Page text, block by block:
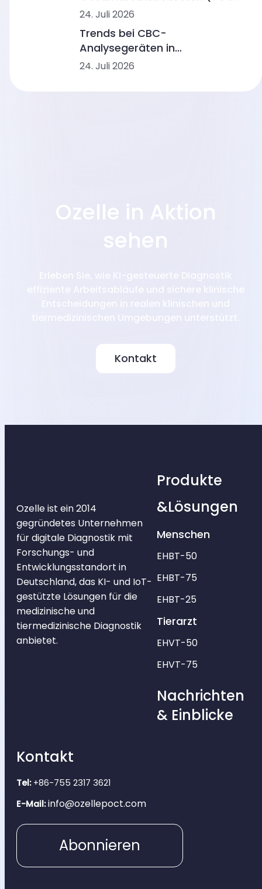
von CBC-Analysegeräten:
Preisspannen, Arbeitsabläufe
und Laborszenarien
24. Juli 2026
Trends bei CBC-
Analysegeräten in
Lateinamerika:
24. Juli 2026
Kontakt
Ozelle ist ein 2014
gegründetes Unternehmen
für digitale Diagnostik mit
Forschungs- und
Entwicklungsstandort in
Deutschland, das KI- und IoT-
gestützte Lösungen für die
medizinische und
tiermedizinische Diagnostik
anbietet.
Produkte
&Lösungen
Menschen
EHBT-50
EHBT-75
EHBT-25
Tierarzt
EHVT-50
EHVT-75
Nachrichten
& Einblicke
Kontakt
Tel:+86-755 2317 3621
E-Mail: info@ozellepoct.com
Abonnieren